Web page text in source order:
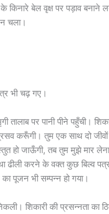
बेल वृक्ष पर पड़ाव बनाने
चला।
भी चढ़ गए।
तालाब पर पानी पीने पहुँची।
प्रसव करूँगी। तुम एक साथ दो
हो जाऊँगी, तब तुम मुझे मार
ढीली करने के वक्त कुछ बिल्व
पूजन भी सम्पन्न हो गया।
शिकारी की प्रसन्नता का